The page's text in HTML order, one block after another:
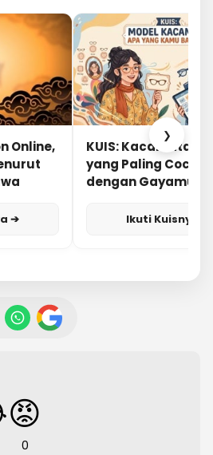
Online,
➔
KUIS: Kacamata Apa
yang Paling Cocok
dengan Gayamu?
Ikuti Kuisnya ➔
❯
😡
0